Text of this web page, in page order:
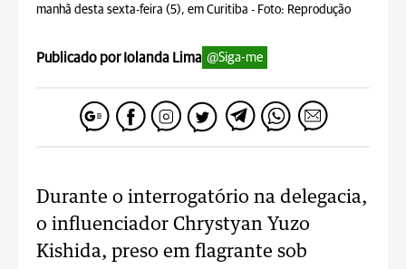
manhã desta sexta-feira (5), em Curitiba - Foto: Reprodução
Publicado por Iolanda Lima @Siga-me
Durante o interrogatório na delegacia,
o influenciador Chrystyan Yuzo
Kishida, preso em flagrante sob